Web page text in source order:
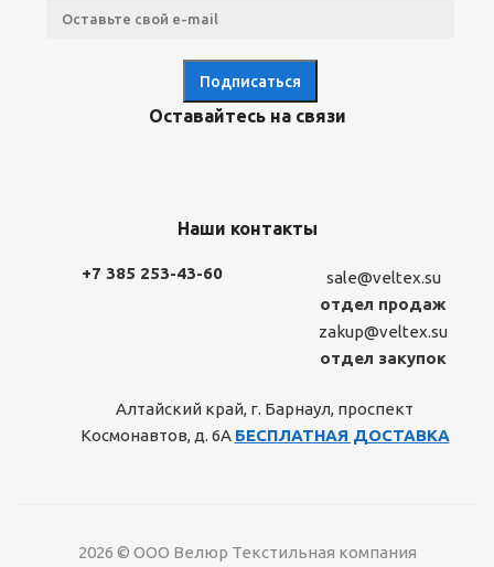
Оставайтесь на связи
Наши контакты
+7 385 253-43-60
sale@veltex.su
отдел продаж
zakup@veltex.su
отдел закупок
Алтайский край, г. Барнаул, проспект
Космонавтов, д. 6А БЕСПЛАТНАЯ ДОСТАВКА
2026 © ООО Велюр Текстильная компания